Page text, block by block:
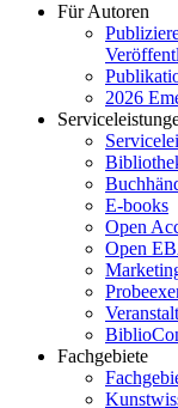
Für Autoren
2026
E-books
Open
Open
Fachgebiete